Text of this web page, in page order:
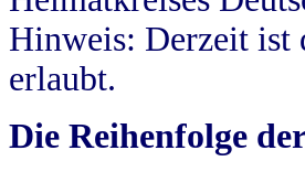
Hinweis: Derzeit ist
erlaubt.
Die Reihenfolge